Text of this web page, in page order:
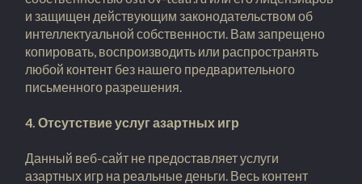
и защищен действующим законодательством об
интеллектуальной собственности. Вам запрещено
копировать, воспроизводить или распространять
любой контент без нашего предварительного
письменного разрешения.
4. Отсутствие услуг азартных игр
Данный веб-сайт не предоставляет услуги
азартных игр на реальные деньги. Весь контент